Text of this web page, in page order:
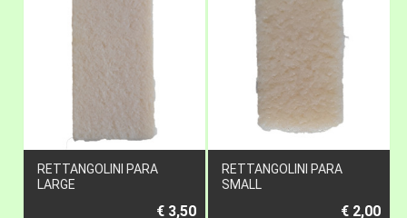
RETTANGOLINI PARA
LARGE
€ 3,50
RETTANGOLINI PARA
SMALL
€ 2,00